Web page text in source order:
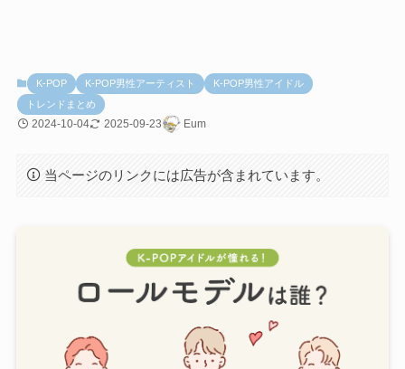
K-POP K-POP男性アーティスト
K-POP男性アイドル
トレンドまとめ
2024-10-04 2025-09-23 Eum
当ページのリンクには広告が含まれています。